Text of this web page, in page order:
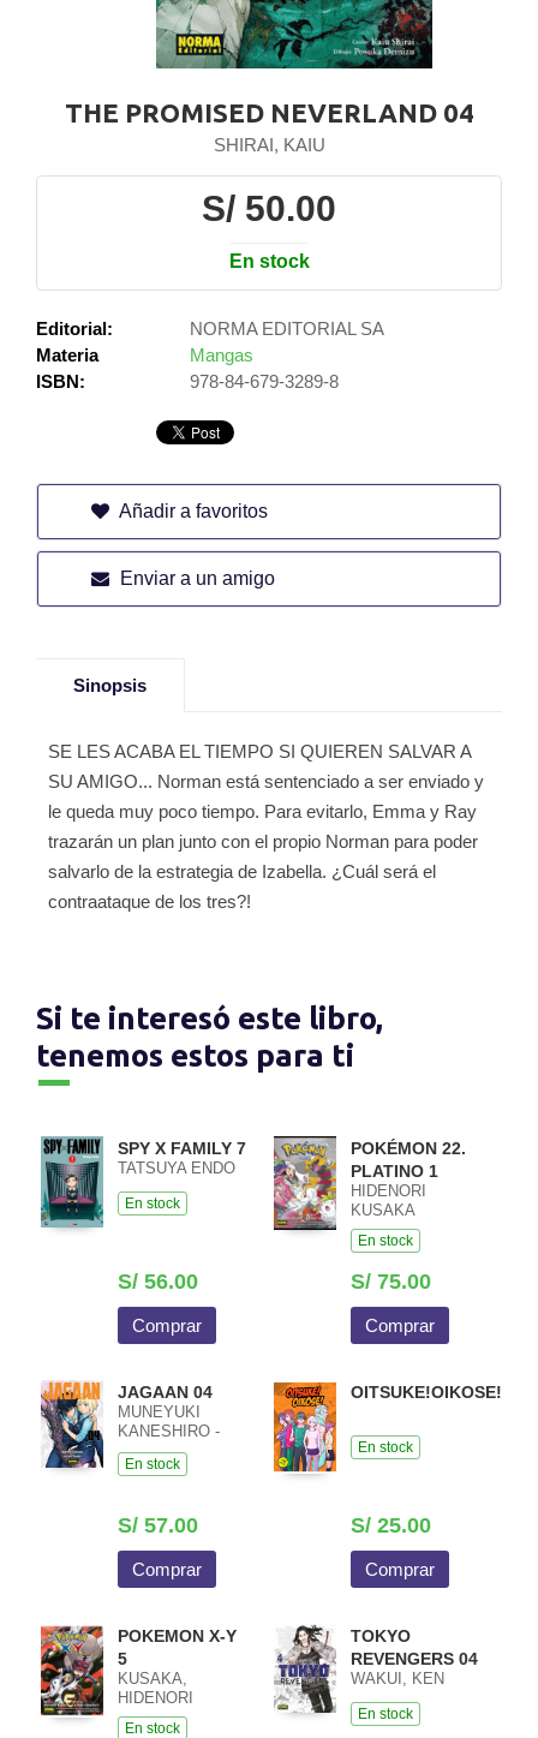
THE PROMISED NEVERLAND 04
SHIRAI, KAIU
S/ 50.00
En stock
Editorial:
NORMA EDITORIAL SA
Materia
Mangas
ISBN:
978-84-679-3289-8
Añadir a favoritos
Enviar a un amigo
Sinopsis
SE LES ACABA EL TIEMPO SI QUIEREN SALVAR A
SU AMIGO... Norman está sentenciado a ser enviado y
le queda muy poco tiempo. Para evitarlo, Emma y Ray
trazarán un plan junto con el propio Norman para poder
salvarlo de la estrategia de Izabella. ¿Cuál será el
contraataque de los tres?!
Si te interesó este libro,
tenemos estos para ti
SPY X FAMILY 7
TATSUYA ENDO
En stock
S/ 56.00
Comprar
POKÉMON 22.
PLATINO 1
HIDENORI
KUSAKA
En stock
S/ 75.00
Comprar
JAGAAN 04
MUNEYUKI
KANESHIRO -
KENSUKE
NISHIDA
En stock
S/ 57.00
Comprar
OITSUKE!OIKOSE!
En stock
S/ 25.00
Comprar
POKEMON X-Y
5
KUSAKA,
HIDENORI
En stock
TOKYO
REVENGERS 04
WAKUI, KEN
En stock